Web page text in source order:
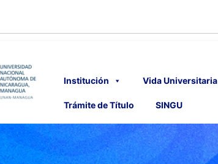
Institución Vida Universitaria
Trámite de Título SINGU